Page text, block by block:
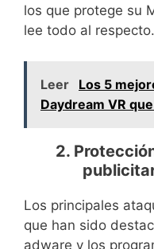
los que protege su
lee todo al respecto.
Leer
Los 5
Daydream VR
2.
Los principales
que han sido
adware y los